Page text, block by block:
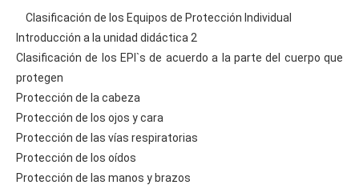
Clasificación de los Equipos de Protección Individual
Introducción a la unidad didáctica 2
Clasificación de los EPI`s de acuerdo a la parte del cuerpo que
protegen
Protección de la cabeza
Protección de los ojos y cara
Protección de las vías respiratorias
Protección de los oídos
Protección de las manos y brazos